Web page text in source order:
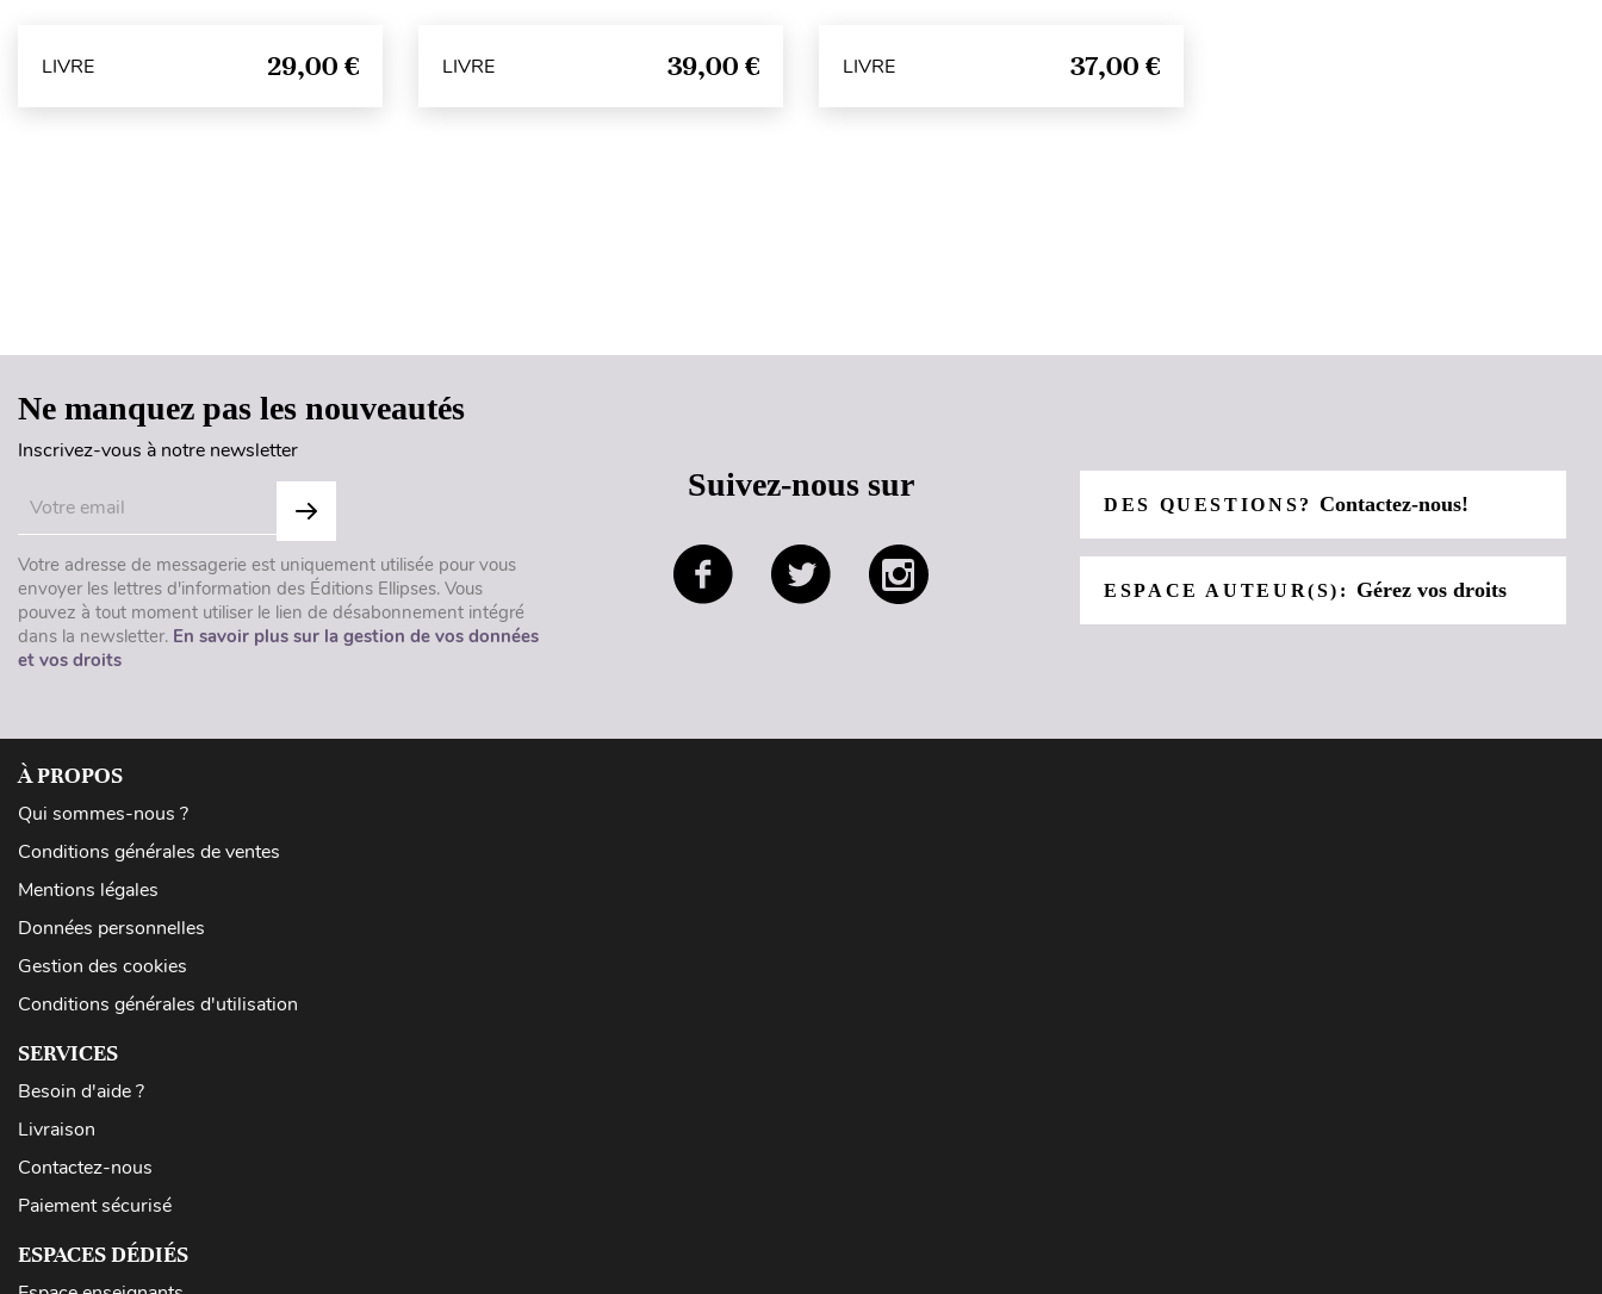
LIVRE 29,00 € LIVRE 39,00 € LIVRE 37,00 €
Ne manquez pas les nouveautés
Inscrivez-vous à notre newsletter
Votre adresse de messagerie est uniquement utilisée pour vous
envoyer les lettres d'information des Éditions Ellipses. Vous
pouvez à tout moment utiliser le lien de désabonnement intégré
dans la newsletter. En savoir plus sur la gestion de vos données
et vos droits
Suivez-nous sur
DES QUESTIONS?Contactez-nous!
ESPACE AUTEUR(S): Gérez vos droits
À PROPOS
Qui sommes-nous ?
Conditions générales de ventes
Mentions légales
Données personnelles
Gestion des cookies
Conditions générales d'utilisation
SERVICES
Besoin d'aide ?
Livraison
Contactez-nous
Paiement sécurisé
ESPACES DÉDIÉS